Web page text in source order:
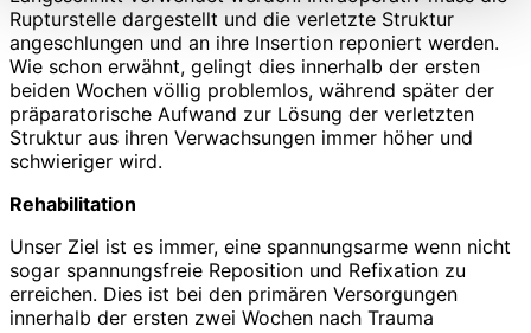
Rupturstelle dargestellt und die verletzte Struktur
angeschlungen und an ihre Insertion reponiert werden.
Wie schon erwähnt, gelingt dies innerhalb der ersten
beiden Wochen völlig problemlos, während später der
präparatorische Aufwand zur Lösung der verletzten
Struktur aus ihren Verwachsungen immer höher und
schwieriger wird.
Rehabilitation
Unser Ziel ist es immer, eine spannungsarme wenn nicht
sogar spannungsfreie Reposition und Refixation zu
erreichen. Dies ist bei den primären Versorgungen
innerhalb der ersten zwei Wochen nach Trauma